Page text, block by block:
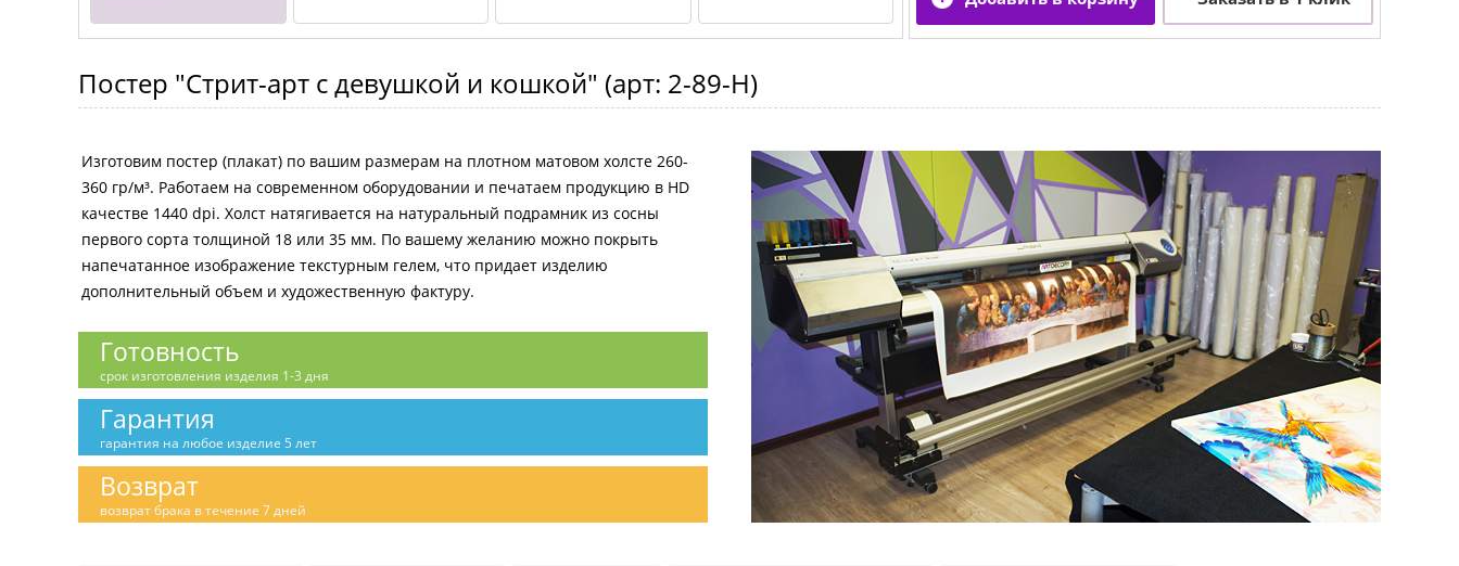
Постер "Стрит-арт с девушкой и кошкой" (арт: 2-89-H)
Изготовим постер (плакат) по вашим размерам на плотном матовом холсте 260-
360 гр/м³. Работаем на современном оборудовании и печатаем продукцию в HD
качестве 1440 dpi. Холст натягивается на натуральный подрамник из сосны
первого сорта толщиной 18 или 35 мм. По вашему желанию можно покрыть
напечатанное изображение текстурным гелем, что придает изделию
дополнительный объем и художественную фактуру.
Готовность
срок изготовления изделия 1-3 дня
Гарантия
гарантия на любое изделие 5 лет
Возврат
возврат брака в течение 7 дней